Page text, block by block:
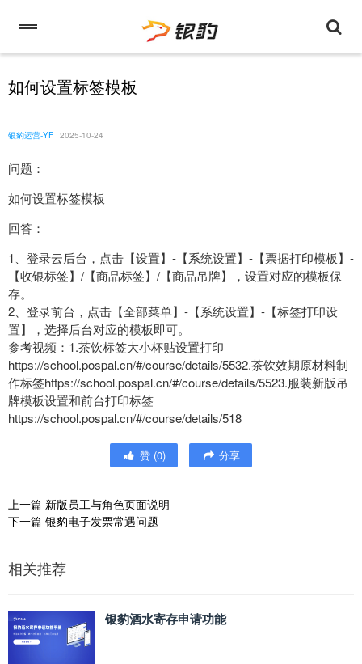
如何设置标签模板
银豹运营-YF 2025-10-24
问题：
如何设置标签模板
回答：
1、登录云后台，点击【设置】-【系统设置】-【票据打印模板】-
【收银标签】/【商品标签】/【商品吊牌】，设置对应的模板保
存。
2、登录前台，点击【全部菜单】-【系统设置】-【标签打印设
置】，选择后台对应的模板即可。
参考视频：1.茶饮标签大小杯贴设置打印
https://school.pospal.cn/#/course/details/5532.茶饮效期原材料制
作标签https://school.pospal.cn/#/course/details/5523.服装新版吊
牌模板设置和前台打印标签
https://school.pospal.cn/#/course/details/518
赞 (0) 分享
上一篇 新版员工与角色页面说明
下一篇 银豹电子发票常遇问题
相关推荐
银豹酒水寄存申请功能